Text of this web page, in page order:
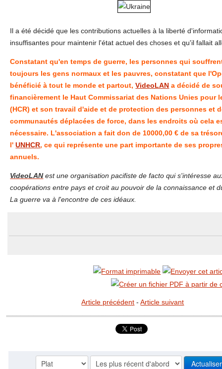
Il a été décidé que les contributions actuelles à la liberté
insuffisantes pour maintenir l'état actuel des choses et qu'il fallait
Constatant qu'en temps de guerre, les personnes qui
toujours les gens normaux et les pauvres, constatant que
bénéficié à tout le monde et partout,VideoLAN a décidé de
financièrement le Haut Commissariat des Nations Unies pour
(HCR) et son travail d'aide et de protection des personnes et
communautés déplacées de force, dans les endroits où cela
nécessaire. L'association a fait don de 10000,00 € de sa
l'UNHCR, ce qui représente une part importante de ses
annuels.
VideoLANest une organisation pacifiste de facto qui s'intéresse
coopérations entre pays et croit au pouvoir de la connaissance et
La guerre va à l'encontre de ces idéaux.
Article précédent -Article suivant